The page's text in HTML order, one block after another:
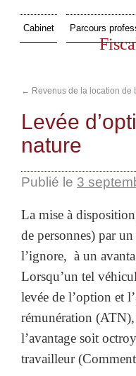
Cabinet Parcours
← Revenus de la location de
Levée
nature
Publié le 3
La mise à
de personnes) par
l’ignore, à un
Lorsqu’un tel
levée de l’option et
rémunération
l’avantage soit
travailleur